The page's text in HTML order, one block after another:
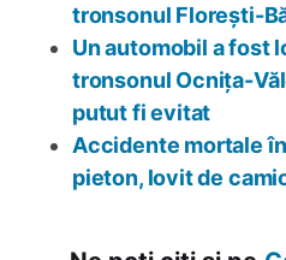
tronsonul Florești-
Un automobil a fost
tronsonul Ocnița-
putut fi evitat
Accidente mortale
pieton, lovit de